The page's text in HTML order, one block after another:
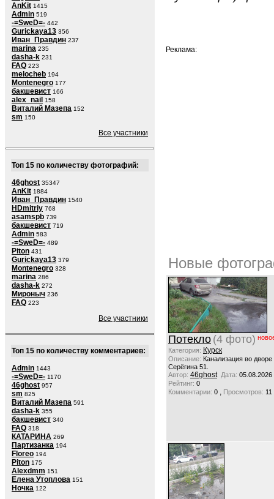
AnKit 1415
Admin 519
-=SweD=- 442
Gurickaya13 356
Иван_Правдин 237
marina 235
dasha-k 231
FAQ 223
melocheb 194
Montenegro 177
бакшевист 166
alex_nail 158
Виталий Мазепа 152
sm 150
Все участники
Топ 15 по количеству фотографий:
46ghost 35347
AnKit 1884
Иван_Правдин 1540
HDmitriy 768
asamspb 739
бакшевист 719
Admin 583
-=SweD=- 489
Piton 431
Gurickaya13 379
Montenegro 328
marina 286
dasha-k 272
Мироныч 236
FAQ 223
Все участники
Топ 15 по количеству комментариев:
Admin 1443
-=SweD=- 1170
46ghost 957
sm 825
Виталий Мазепа 591
dasha-k 355
бакшевист 340
FAQ 318
КАТАРИНА 269
Партизанка 194
Floreo 194
Piton 175
Alexdmm 151
Елена Утоплова 151
Ночка 122
Реклама:
Новые
Потекло (4 фото)
Категория: Курск
Описание: Канализация во
Серёгина 51.
Автор: 46ghost Дата: 05.08.2026
Рейтинг: 0
Комментарии: 0 , Просмотров: 11